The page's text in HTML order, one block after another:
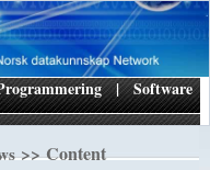
| Software
>> Content